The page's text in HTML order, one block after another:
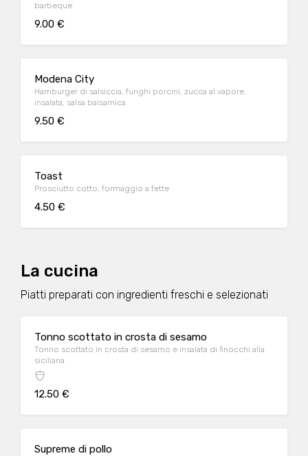
barbeque
9.00 €
Modena City
Hamburger di salsiccia, funghi porcini, zucca al vapore,
insalata, salsa balsamica
9.50 €
Toast
Prosciutto cotto, formaggio a fette
4.50 €
La cucina
Piatti preparati con ingredienti freschi e selezionati
Tonno scottato in crosta di sesamo
Tonno scottato in crosta di sesamo e insalata di finocchi alla
siciliana
12.50 €
Supreme di pollo